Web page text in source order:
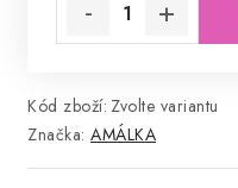
Kód zboží: Zvolte variantu
Značka: AMÁLKA